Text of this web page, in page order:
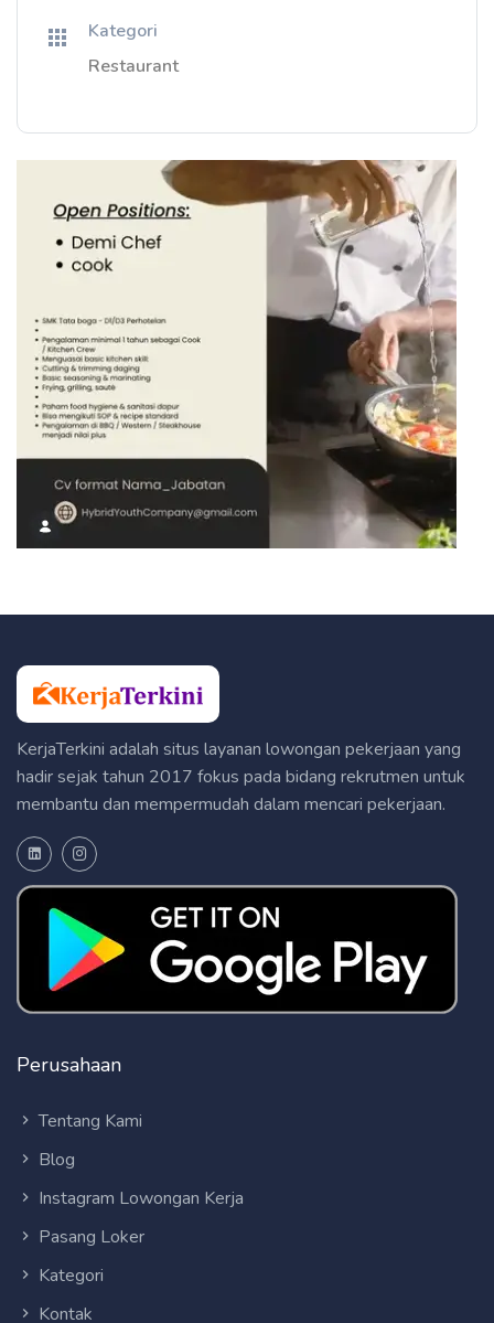
Kategori
Restaurant
KerjaTerkini adalah situs layanan lowongan pekerjaan yang
hadir sejak tahun 2017 fokus pada bidang rekrutmen untuk
membantu dan mempermudah dalam mencari pekerjaan.
Perusahaan
Tentang Kami
Blog
Instagram Lowongan Kerja
Pasang Loker
Kategori
Kontak